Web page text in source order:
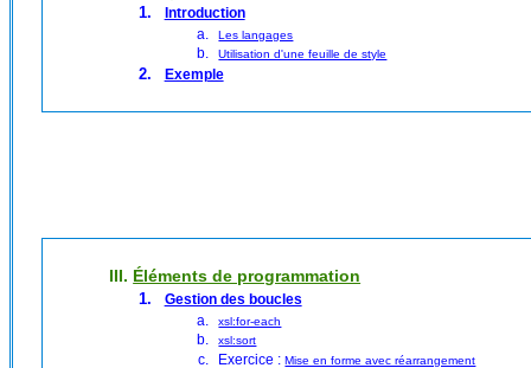
Introduction
Les langages
Utilisation d'une feuille de style
Exemple
III. Éléments de programmation
Gestion des boucles
xsl:for-each
xsl:sort
Exercice :Mise en forme avec réarrangement